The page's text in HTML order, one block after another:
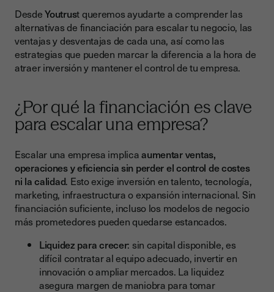
Crea un pitch sólido
Prepara documentación legal y financiera
Sé transparente con los riesgos
Desafíos que enfrentan las startups para conseguir
financiación
Casos de éxito: startups que escalaron con financiación
El papel de la firma electrónica en la financiación
Conclusión: financiación inteligente para escalar con éxito
DesdeYoutrust queremos ayudarte a comprender las
alternativas de financiación para escalar tu negocio, las
ventajas y desventajas de cada una, así como las
estrategias que pueden marcar la diferencia a la hora de
atraer inversión y mantener el control de tu empresa.
¿Por qué la financiación es clave
para escalar una empresa?
Escalar una empresa implicaaumentar ventas,
operaciones y eficiencia sin perder el control de costes
ni la calidad. Esto exige inversión en talento, tecnología,
marketing, infraestructura o expansión internacional. Sin
financiación suficiente, incluso los modelos de negocio
más prometedores pueden quedarse estancados.
Liquidez para crecer: sin capital disponible, es
difícil contratar al equipo adecuado, invertir en
innovación o ampliar mercados. La liquidez
asegura margen de maniobra para tomar